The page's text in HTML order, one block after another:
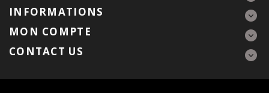
INFORMATIONS
MON COMPTE
CONTACT US